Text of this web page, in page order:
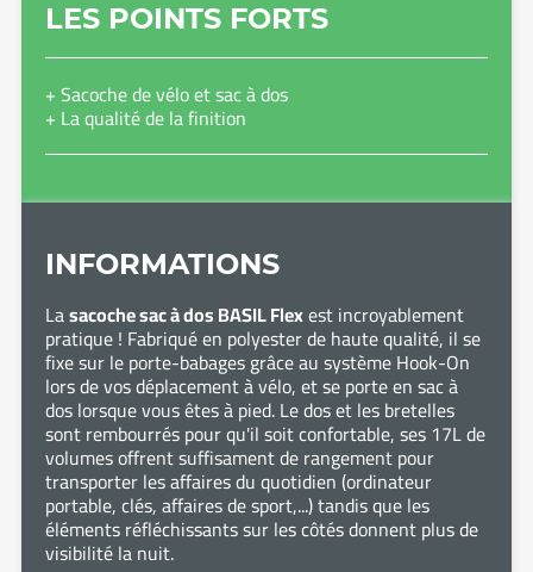
LES POINTS FORTS
+ Sacoche de vélo et sac à dos
+ La qualité de la finition
INFORMATIONS
Lasacoche sac à dos BASIL Flexest incroyablement
pratique ! Fabriqué en polyester de haute qualité, il se
fixe sur le porte-babages grâce au système Hook-On
lors de vos déplacement à vélo, et se porte en sac à
dos lorsque vous êtes à pied. Le dos et les bretelles
sont rembourrés pour qu'il soit confortable, ses 17L de
volumes offrent suffisament de rangement pour
transporter les affaires du quotidien (ordinateur
portable, clés, affaires de sport,...) tandis que les
éléments réfléchissants sur les côtés donnent plus de
visibilité la nuit.